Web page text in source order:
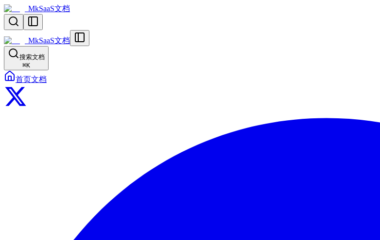
MkSaaS文档
MkSaaS文档
搜索文档
⌘K
首页文档